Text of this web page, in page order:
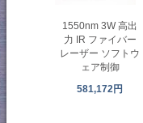
1550nm 3W 高出
力 IR ファイバー
レーザー ソフトウ
ェア制御
581,172円